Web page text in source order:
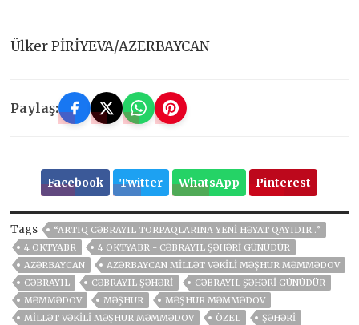
Ülker PİRİYEVA/AZERBAYCAN
Paylaş:
Facebook Twitter WhatsApp Pinterest
Tags
“ARTIQ CƏBRAYIL TORPAQLARINA YENI HƏYAT QAYIDIR..”
4 OKTYABR
4 OKTYABR - CƏBRAYIL ŞƏHƏRI GÜNÜDÜR
AZƏRBAYCAN
AZƏRBAYCAN MILLƏT VƏKILI MƏŞHUR MƏMMƏDOV
CƏBRAYIL
CƏBRAYIL ŞƏHƏRI
CƏBRAYIL ŞƏHƏRI GÜNÜDÜR
MƏMMƏDOV
MƏŞHUR
MƏŞHUR MƏMMƏDOV
MILLƏT VƏKILI MƏŞHUR MƏMMƏDOV
ÖZEL ŞƏHƏRI